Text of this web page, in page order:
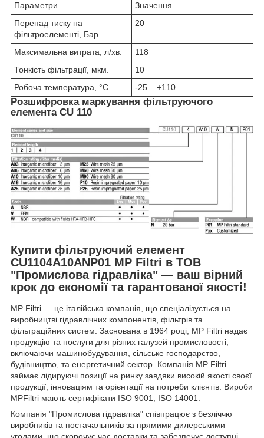
Параметри
Значення
Перепад тиску на
фільтроелементі, Бар.
20
Максимальна витрата, л/хв.
118
Тонкість фільтрації, мкм.
10
Робоча температура, °C
-25 – +110
Розшифровка маркування фільтруючого
елемента CU 110
Купити фільтруючий елемент
CU1104A10ANP01 MP Filtri в ТОВ
"Промислова гідравліка" — ваш вірний
крок до економії та гарантованої якості!
MP Filtri — це італійська компанія, що спеціалізується на
виробництві гідравлічних компонентів, фільтрів та
фільтраційних систем. Заснована в 1964 році, MP Filtri надає
продукцію та послуги для різних галузей промисловості,
включаючи машинобудування, сільське господарство,
будівництво, та енергетичний сектор. Компанія MP Filtri
займає лідируючі позиції на ринку завдяки високій якості своєї
продукції, інноваціям та орієнтації на потреби клієнтів. Вироби
MPFiltri мають сертифікати ISO 9001, ISO 14001.
Компанія "Промислова гідравліка" співпрацює з безліччю
виробників та постачальників за прямими дилерськими